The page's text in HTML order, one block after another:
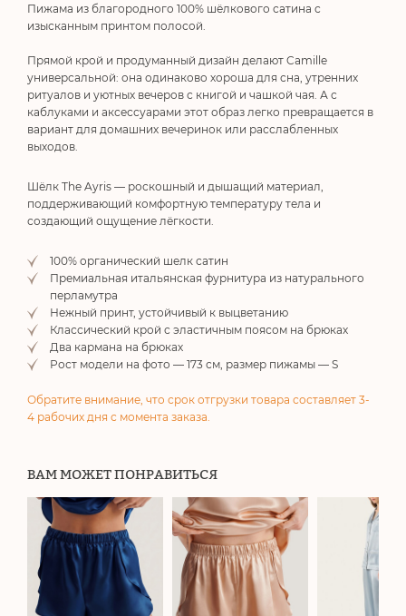
Пижама из благородного 100% шёлкового сатина с
изысканным принтом полосой.
Прямой крой и продуманный дизайн делают Camille
универсальной: она одинаково хороша для сна, утренних
ритуалов и уютных вечеров с книгой и чашкой чая. А с
каблуками и аксессуарами этот образ легко превращается в
вариант для домашних вечеринок или расслабленных
выходов.
Шёлк The Ayris — роскошный и дышащий материал,
поддерживающий комфортную температуру тела и
создающий ощущение лёгкости.
100% органический шелк сатин
Премиальная итальянская фурнитура из натурального
перламутра
Нежный принт, устойчивый к выцветанию
Классический крой с эластичным поясом на брюках
Два кармана на брюках
Рост модели на фото — 173 см, размер пижамы — S
Обратите внимание, что срок отгрузки товара составляет 3-
4 рабочих дня с момента заказа.
ВАМ МОЖЕТ ПОНРАВИТЬСЯ